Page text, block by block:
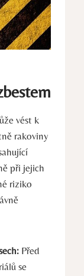
vést k​
rakoviny
při ‌jejich
riziko
Před
se